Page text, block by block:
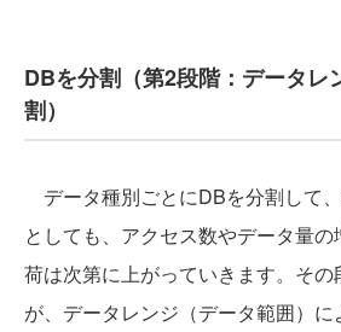
DBを分割（第2段階：データレ
割）
データ種別ごとにDBを分割して
としても、アクセス数やデータ量
荷は次第に上がっていきます。そ
が、データレンジ（データ範囲）